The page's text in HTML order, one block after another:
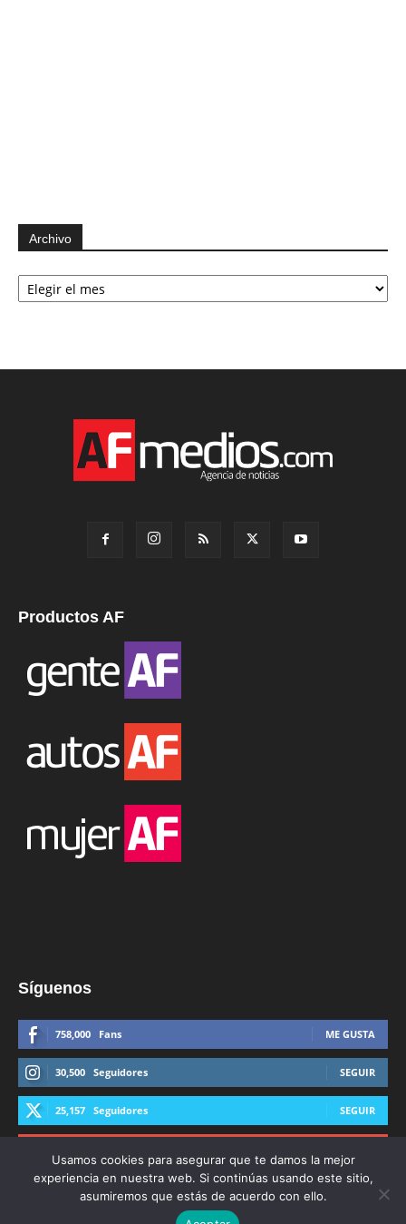
Archivo
Archivo
Productos AF
Síguenos
758,000 Fans ME GUSTA
30,500 Seguidores SEGUIR
25,157 Seguidores SEGUIR
Usamos cookies para asegurar que te damos la mejor
experiencia en nuestra web. Si continúas usando este sitio,
asumiremos que estás de acuerdo con ello.